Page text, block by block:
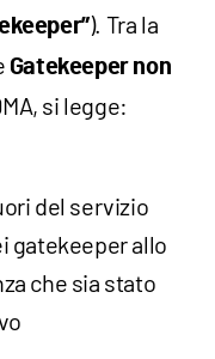
). Tra la
Gatekeeper non
si legge:
del servizio
gatekeeper allo
che sia stato